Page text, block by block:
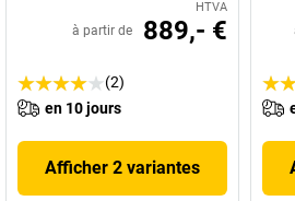
HTVA
à partir de 889,- €
(2)
en 10 jours
Afficher 2 variantes